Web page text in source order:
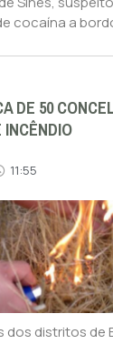
cocaína a
DE 50
11:55
distritos de